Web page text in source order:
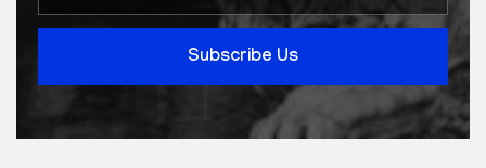
Subscribe Us